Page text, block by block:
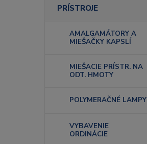
PRÍSTROJE
AMALGAMÁTORY A
MIEŠAČKY KAPSLÍ
MIEŠACIE PRÍSTR. NA
ODT. HMOTY
POLYMERAČNÉ LAMPY
VYBAVENIE
ORDINÁCIE